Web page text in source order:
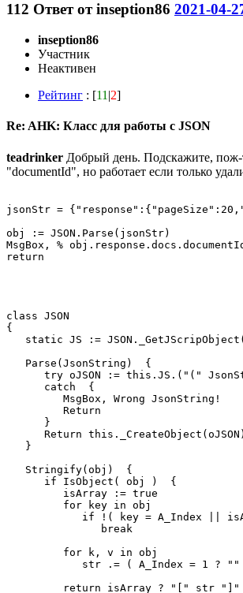
112 Ответ отinseption86 2021-04-
inseption86
Участник
Неактивен
Рейтинг : [11 |2]
Re: AHK: Класс для работы с JSON
teadrinker Добрый день. Подскажите,
"documentId", но работает если только
jsonStr =
obj := JSON.Parse(jsonStr)
MsgBox, %
return
class JSON
{
static JS :=
   Parse(JsonString)  {
try oJSON := this.JS.("("
      catch  {
         MsgBox, Wrong JsonString!
         Return
      }
      Return this._CreateObject(oJSON)
   }
   Stringify(obj)  {
      if IsObject( obj )  {
         isArray := true
         for key in obj
if !( key = A_Index ||
               break
         for k, v in obj
str .= ( A_Index = 1 ?
return isArray ? "[" str "]"